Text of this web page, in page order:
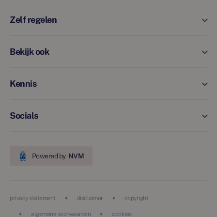
Zelf regelen
Bekijk ook
Kennis
Socials
Powered by NVM
privacy statement disclaimer copyright
algemene voorwaarden cookies